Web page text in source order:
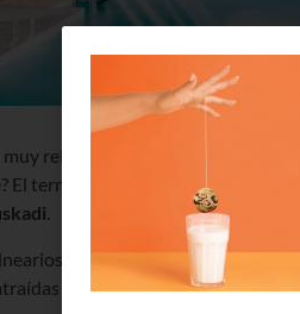
relajante. ¿Qué tal disfrutar
El termalismo está de moda, así
desde mediados del siglo
por sus comodidades y por